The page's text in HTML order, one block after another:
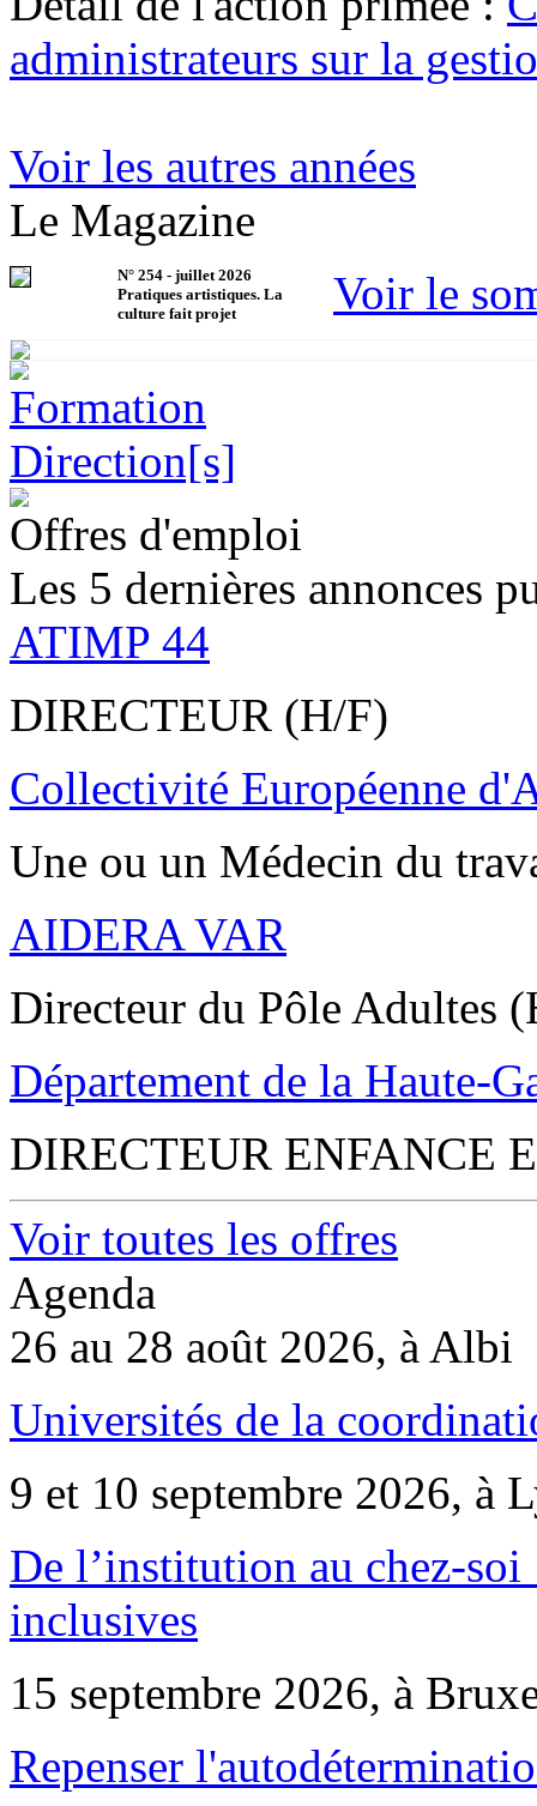
administrateurs sur la
Voir les autres années
Le Magazine
N° 254 - juillet 2026
Pratiques artistiques. La
culture fait projet
Voir le
Offres d'emploi
Les 5 dernières annonces
ATIMP 44
DIRECTEUR (H/F)
Collectivité Européenne
Une ou un Médecin du
AIDERA VAR
Directeur du Pôle Adultes
Département de la Haute-
DIRECTEUR ENFANCE
Voir toutes les offres
Agenda
26 au 28 août 2026, à Albi
Universités de la
9 et 10 septembre 2026, à
De l’institution au chez-
inclusives
15 septembre 2026, à
Repenser